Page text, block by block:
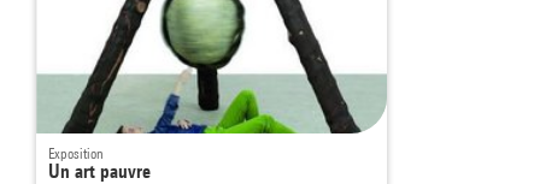
Exposition
Un art pauvre